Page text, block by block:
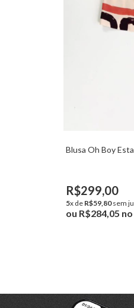
Blusa Oh Boy
R$299,00
5x de R$59,80sem
ou R$284,05